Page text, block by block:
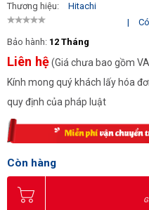
Thương hiệu:
Hitachi
|
Bảo hành: 12 Tháng
Liên hệ(Giá chưa bao gồm
Kính mong quý khách lấy hóa
quy định của pháp luật
Còn hàng